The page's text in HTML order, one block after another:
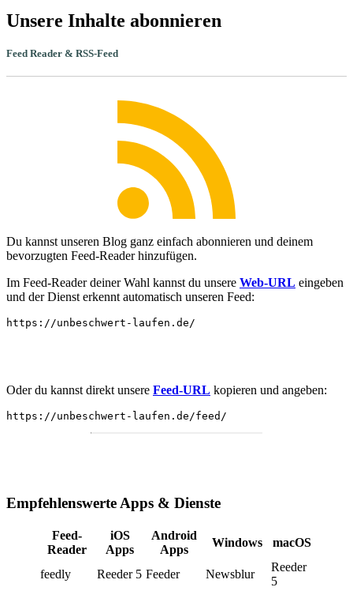
Unsere Inhalte abonnieren
Feed Reader & RSS-Feed
Du kannst unseren Blog ganz einfach abonnieren und deinem
bevorzugten Feed-Reader hinzufügen.
Im Feed-Reader deiner Wahl kannst du unsere Web-URL eingeben
und der Dienst erkennt automatisch unseren Feed:
https://unbeschwert-laufen.de/
Oder du kannst direkt unsere Feed-URL kopieren und angeben:
https://unbeschwert-laufen.de/feed/
Empfehlenswerte Apps & Dienste
Feed-
Reader
iOS
Apps
Android
Apps
Windows macOS
feedly Reeder 5 Feeder Newsblur
Reeder
5